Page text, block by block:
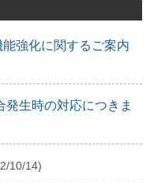
強化に関するご案内
生時の対応につきま
10/14)